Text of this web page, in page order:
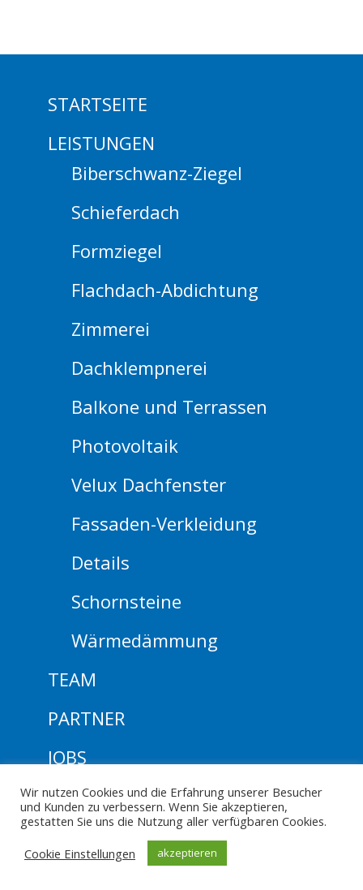
STARTSEITE
LEISTUNGEN
Biberschwanz-Ziegel
Schieferdach
Formziegel
Flachdach-Abdichtung
Zimmerei
Dachklempnerei
Balkone und Terrassen
Photovoltaik
Velux Dachfenster
Fassaden-Verkleidung
Details
Schornsteine
Wärmedämmung
TEAM
PARTNER
JOBS
Ausbildung
KONTAKT
Wir nutzen Cookies und die Erfahrung unserer Besucher
und Kunden zu verbessern. Wenn Sie akzeptieren,
gestatten Sie uns die Nutzung aller verfügbaren Cookies.
Cookie Einstellungen
akzeptieren